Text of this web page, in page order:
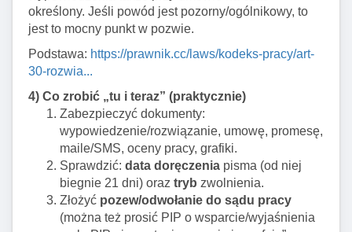
określony. Jeśli powód jest pozorny/ogólnikowy, to
jest to mocny punkt w pozwie.
Podstawa: https://prawnik.cc/laws/kodeks-pracy/art-
30-rozwia...
4) Co zrobić „tu i teraz” (praktycznie)
Zabezpieczyć dokumenty:
wypowiedzenie/rozwiązanie, umowę, promesę,
maile/SMS, oceny pracy, grafiki.
Sprawdzić: data doręczenia pisma (od niej
biegnie 21 dni) oraz tryb zwolnienia.
Złożyć pozew/odwołanie do sądu pracy
(można też prosić PIP o wsparcie/wyjaśnienia